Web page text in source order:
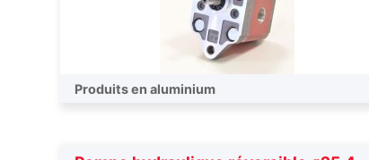
Produits en aluminium